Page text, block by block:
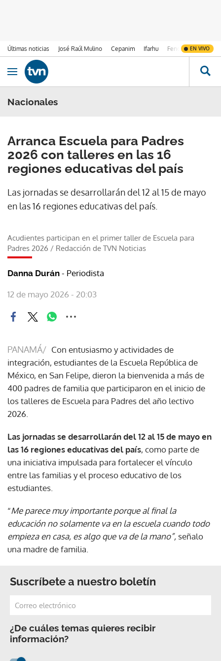
Últimas noticias José Raúl Mulino Cepanim Ifarhu Fenómeno de El
EN VIVO
Ir al contenido
Obrir navegació
Nacionales
Arranca Escuela para Padres
2026 con talleres en las 16
regiones educativas del país
Las jornadas se desarrollarán del 12 al 15 de mayo
en las 16 regiones educativas del país.
Acudientes participan en el primer taller de Escuela para
Padres 2026 / Redacción de TVN Noticias
Danna Durán - Periodista
12 de mayo 2026 - 20:03
PANAMÁ/ Con entusiasmo y actividades de
integración, estudiantes de la Escuela República de
México, en San Felipe, dieron la bienvenida a más de
400 padres de familia que participaron en el inicio de
los talleres de Escuela para Padres del año lectivo
2026.
Las jornadas se desarrollarán del 12 al 15 de mayo en
las 16 regiones educativas del país, como parte de
una iniciativa impulsada para fortalecer el vínculo
entre las familias y el proceso educativo de los
estudiantes.
“Me parece muy importante porque al final la
educación no solamente va en la escuela cuando todo
empieza en casa, es algo que va de la mano”, señalo
una madre de familia.
Suscríbete a nuestro boletín
¿De cuáles temas quieres recibir
información?